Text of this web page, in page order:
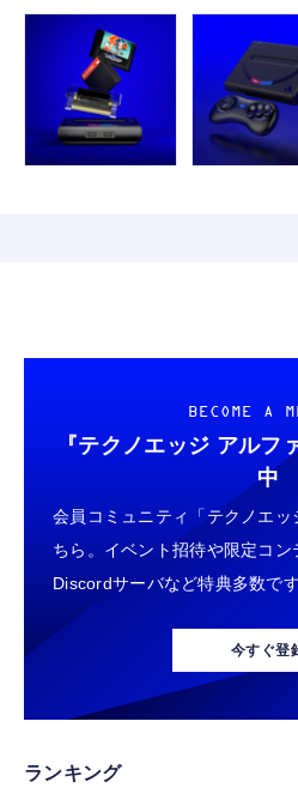
BECOME A
『テクノエッジ アルフ
中
会員コミュニティ「テクノエッ
ちら。イベント招待や限定コン
Discordサーバなど特典多数です
今すぐ登
ランキング